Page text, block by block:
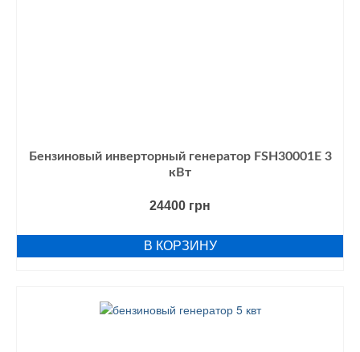
Бензиновый инверторный генератор FSH30001E 3
кВт
24400 грн
В КОРЗИНУ